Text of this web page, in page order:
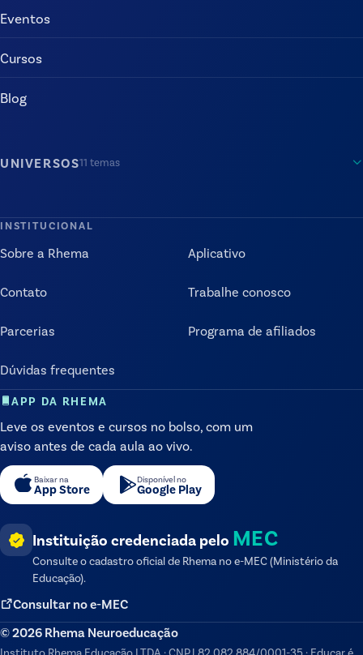
Eventos
Cursos
Blog
UNIVERSOS11 temas
INSTITUCIONAL
Sobre a Rhema Aplicativo
Contato Trabalhe conosco
Parcerias Programa de afiliados
Dúvidas frequentes
APP DA RHEMA
Leve os eventos e cursos no bolso, com um
aviso antes de cada aula ao vivo.
Baixar na
App Store
Disponível no
Google Play
Instituição credenciada pelo MEC
Consulte o cadastro oficial de Rhema no e-MEC (Ministério da
Educação).
Consultar no e-MEC
©2026 Rhema Neuroeducação